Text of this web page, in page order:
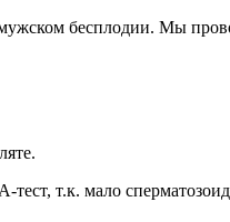
бесплодии. Мы
т.к. мало